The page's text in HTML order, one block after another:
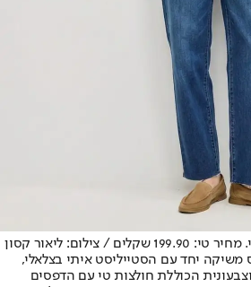
צילום: ליאור קסון
משיקה יחד עם הסטייליסט איתי בצלאלי,
הכוללת חולצות טי עם הדפסים